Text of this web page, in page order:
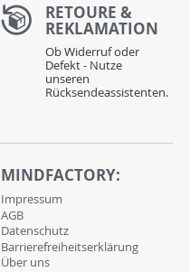
RETOURE &
REKLAMATION
Ob Widerruf oder
Defekt - Nutze
unseren
Rücksendeassistenten.
MINDFACTORY:
Impressum
AGB
Datenschutz
Barrierefreiheitserklärung
Über uns